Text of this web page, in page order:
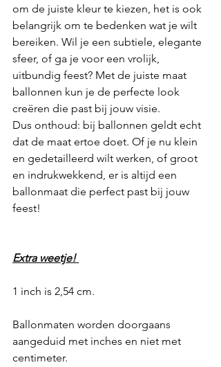
om de juiste kleur te kiezen, het is ook
belangrijk om te bedenken wat je wilt
bereiken. Wil je een subtiele, elegante
sfeer, of ga je voor een vrolijk,
uitbundig feest? Met de juiste maat
ballonnen kun je de perfecte look
creëren die past bij jouw visie.
Dus onthoud: bij ballonnen geldt echt
dat de maat ertoe doet. Of je nu klein
en gedetailleerd wilt werken, of groot
en indrukwekkend, er is altijd een
ballonmaat die perfect past bij jouw
feest!
Extra weetje!
1 inch is 2,54 cm.
Ballonmaten worden doorgaans
aangeduid met inches en niet met
centimeter.